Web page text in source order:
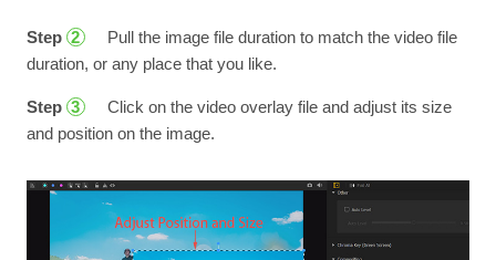
Step 2
Pull the image file duration to match the video file
duration, or any place that you like.
Step 3
Click on the video overlay file and adjust its size
and position on the image.